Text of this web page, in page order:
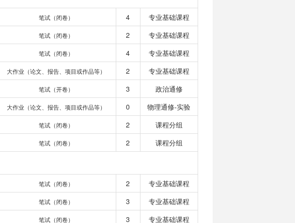
笔试（闭卷） 4
专业基础课程
笔试（闭卷） 2
专业基础课程
笔试（闭卷） 4
专业基础课程
大作业（论文、报告、项目或作品等） 2
专业基础课程
笔试（开卷） 3
政治通修
大作业（论文、报告、项目或作品等） 0
物理通修-实验
笔试（闭卷） 2
课程分组
笔试（闭卷） 2 课程分组
笔试（闭卷） 2
专业基础课程
笔试（闭卷） 3
专业基础课程
笔试（闭卷） 3
专业基础课程